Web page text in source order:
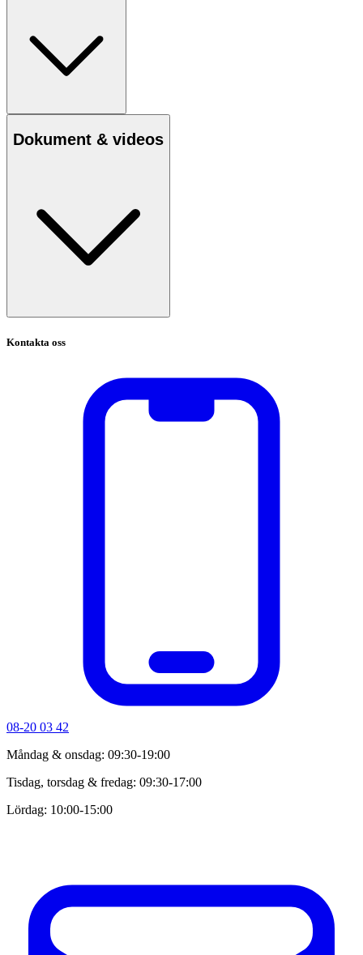
Dokument & videos
Kontakta oss
08-20 03 42
Måndag & onsdag: 09:30-19:00
Tisdag, torsdag & fredag: 09:30-17:00
Lördag: 10:00-15:00